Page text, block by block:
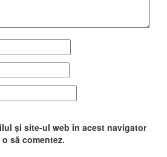
și site-ul web în acest navigator
să comentez.